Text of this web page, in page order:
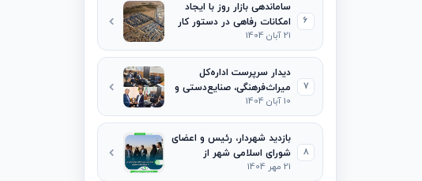
6
ساماندهی بازار روز با ایجاد
امکانات رفاهی در دستور کار
قرار گرفت
21 آبان 1404
7
دیدار سرپرست اداره‌کل
میراث‌فرهنگی، صنایع‌دستی و
گردشگری خراسان شمالی با
شهردار و رئیس شورای
اسلامی شهر جاجرم
10 آبان 1404
8
بازدید شهردار، رئیس و اعضای
شورای اسلامی شهر از
پروژه‌های فعال در سطح شهر
21 مهر 1404